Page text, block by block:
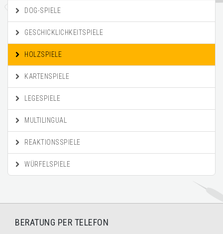
DOG-SPIELE
GESCHICKLICHKEITSPIELE
HOLZSPIELE
KARTENSPIELE
LEGESPIELE
MULTILINGUAL
REAKTIONSSPIELE
WÜRFELSPIELE
BERATUNG PER TELEFON